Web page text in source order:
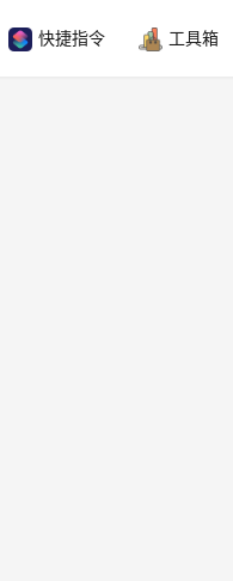
快捷指令 工具箱